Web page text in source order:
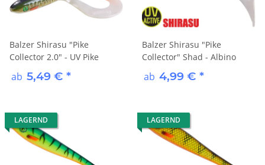
Balzer Shirasu "Pike
Collector 2.0" - UV Pike
ab 5,49 € *
Balzer Shirasu "Pike
Collector" Shad - Albino
ab 4,99 € *
LAGERND LAGERND